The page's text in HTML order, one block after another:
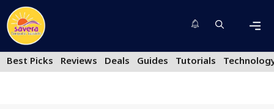
Skip
to
content
Best Picks
Reviews Deals Guides Tutorials